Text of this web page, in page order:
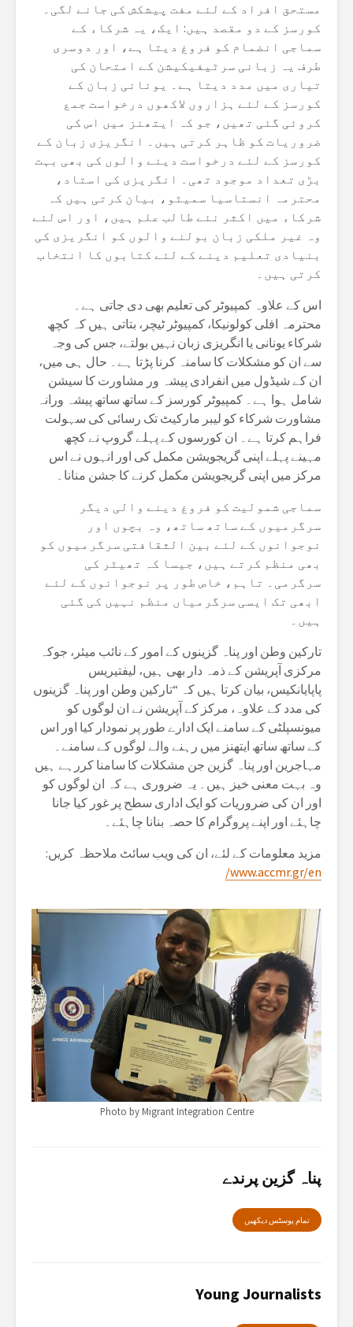
مستحق افراد کے لئے مفت پیشکش کی جانے لگی۔
کورسز کے دو مقصد ہیں: ایک، یہ شرکاء کے
سماجی انضمام کو فروغ دیتا ہے، اور دوسری
طرف یہ زبانی سرٹیفیکیشن کے امتحان کی
تیاری میں مدد دیتا ہے۔ یونانی زبان کے
کورسز کے لئے ہزاروں لاکھوں درخواست جمع
کروئی گئی تھیں، جو کہ ایتھنز میں اس کی
ضروریات کو ظاہر کرتی ہیں۔ انگریزی زبان کے
کورسز کے لئے درخواست دینے والوں کی بھی بہت
بڑی تعداد موجود تھی۔ انگریزی کی استاد،
محترمہ انستاسیا سمیٹو، بیان کرتی ہیں کہ
شرکاء میں اکثر نئے طالب علم ہیں، اور اس لئے
وہ غیر ملکی زبان بولنے والوں کو انگریزی کی
بنیادی تعلیم دینے کے لئے کتابوں کا انتخاب
کرتی ہیں۔
اس کے علاوہ کمپیوٹر کی تعلیم بھی دی جاتی ہے۔
محترمہ افلی کولونیکا، کمپیوٹر ٹیچر، بتاتی ہیں کہ کچھ
شرکاء یونانی یا انگریزی زبان نہیں بولتے، جس کی وجہ
سے ان کو مشکلات کا سامنہ کرنا پڑتا ہے۔ حال ہی میں،
ان کے شیڈول میں انفرادی پیشہ ور مشاورت کا سیشن
شامل ہوا ہے۔ کمپیوٹر کورسز کے ساتھ ساتھ پیشہ ورانہ
مشاورت شرکاء کو لیبر مارکیٹ تک رسائی کی سہولت
فراہم کرتا ہے۔ ان کورسوں کے پہلے گروپ نے کچھ
مہینے پہلے اپنی گریجویشن مکمل کی اور انہوں نے اس
مرکز میں اپنی گریجویشن مکمل کرنے کا جشن منانا۔
سماجی شمولیت کو فروغ دینے والی دیگر
سرگرمیوں کے ساتھ ساتھ، وہ بچوں اور
نوجوانوں کے لئے بین الثقافتی سرگرمیوں کو
بھی منظم کرتے ہیں، جیسا کہ تھیٹر کی
سرگرمی۔ تاہم، خاص طور پر نوجوانوں کے لئے
ابھی تک ایسی سرگرمیاں منظم نہیں کی گئی
ہیں۔
تارکین وطن اور پناہ گزینوں کے امور کے نائب میئر، جوکہ
مرکزی آپریشن کے ذمہ دار بھی ہیں، لیفتیریس
پاپایانکیس، بیان کرتا ہیں کہ “تارکین وطن اور پناہ گزینوں
کی مدد کے علاوہ، مرکز کے آپریشن نے ان لوگوں کو
میونسپلٹی کے سامنے ایک ادارے طور پر نمودار کیا اور اس
کے ساتھ ساتھ ایتھنز میں رہنے والے لوگوں کے سامنے۔
مہاجرین اور پناہ گزین جن مشکلات کا سامنا کررہے ہیں
وہ بہت معنی خیز ہیں۔ یہ ضروری ہے کہ ان لوگوں کو
اور ان کی ضروریات کو ایک اداری سطح پر غور کیا جانا
چاہئے اور اپنے پروگرام کا حصہ بنانا چاہئے۔
مزید معلومات کے لئے، ان کی ویب سائٹ ملاحظہ کریں:
www.accmr.gr/en/
Photo by Migrant Integration Centre
پناہ گزین پرندے
تمام پوسٹس دیکھیں
Young Journalists